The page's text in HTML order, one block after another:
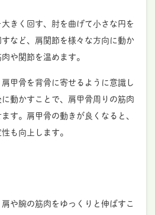
きく回す、肘を曲げて小さな円を
など、肩関節を様々な方向に動か
や関節を温めます。
甲骨を背骨に寄せるように意識し
動かすことで、肩甲骨周りの筋肉
す。肩甲骨の動きが良くなると、
も向上します。
肩や腕の筋肉をゆっくりと伸ばすこ